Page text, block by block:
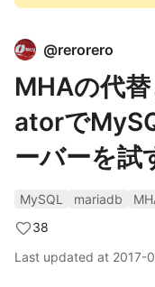
@rerorero
MHAの代
atorで
ーバーを試
MySQL mariadb
38
Last updated at 2017-